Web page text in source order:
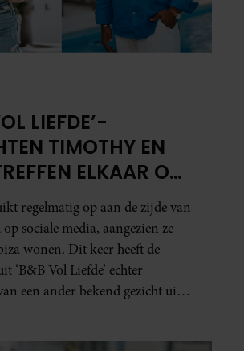
LIEFDE’-
TIMOTHY EN
ELKAAR OP
regelmatig op aan de zijde van
sociale media, aangezien ze
wonen. Dit keer heeft de
‘B&B Vol Liefde’ echter
een ander bekend gezicht uit